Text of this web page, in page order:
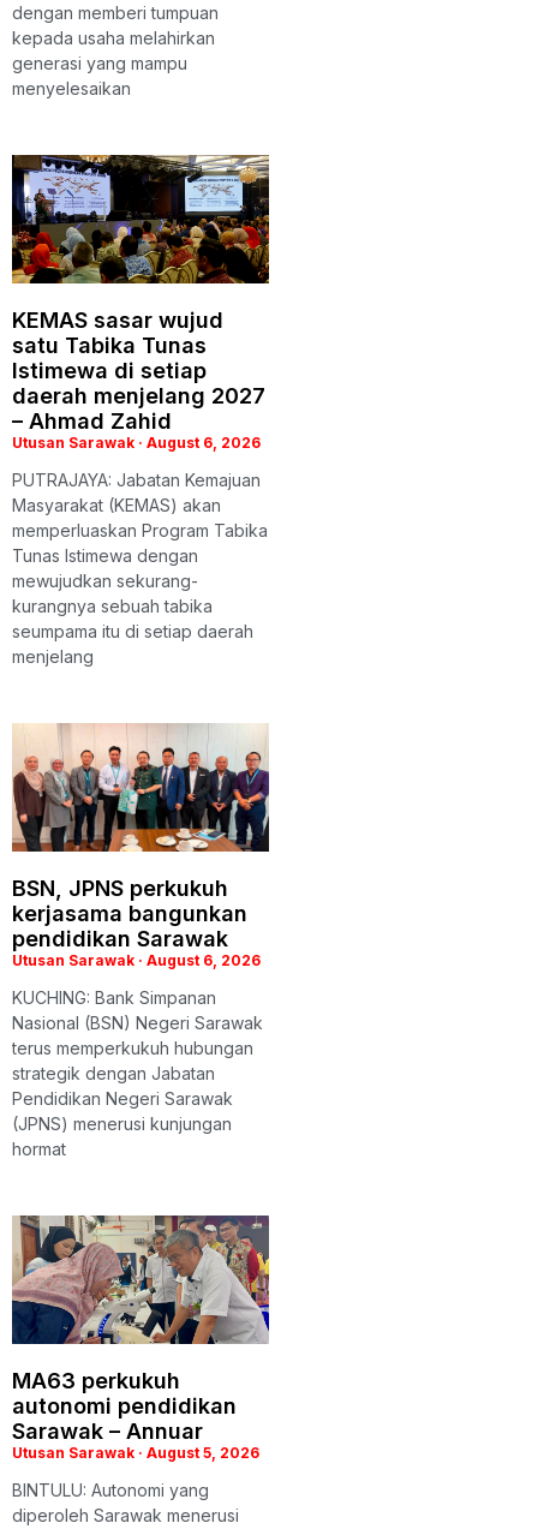
dengan memberi tumpuan
kepada usaha melahirkan
generasi yang mampu
menyelesaikan
KEMAS sasar wujud
satu Tabika Tunas
Istimewa di setiap
daerah menjelang 2027
– Ahmad Zahid
Utusan Sarawak August 6, 2026
PUTRAJAYA: Jabatan Kemajuan
Masyarakat (KEMAS) akan
memperluaskan Program Tabika
Tunas Istimewa dengan
mewujudkan sekurang-
kurangnya sebuah tabika
seumpama itu di setiap daerah
menjelang
BSN, JPNS perkukuh
kerjasama bangunkan
pendidikan Sarawak
Utusan Sarawak August 6, 2026
KUCHING: Bank Simpanan
Nasional (BSN) Negeri Sarawak
terus memperkukuh hubungan
strategik dengan Jabatan
Pendidikan Negeri Sarawak
(JPNS) menerusi kunjungan
hormat
MA63 perkukuh
autonomi pendidikan
Sarawak – Annuar
Utusan Sarawak August 5, 2026
BINTULU: Autonomi yang
diperoleh Sarawak menerusi